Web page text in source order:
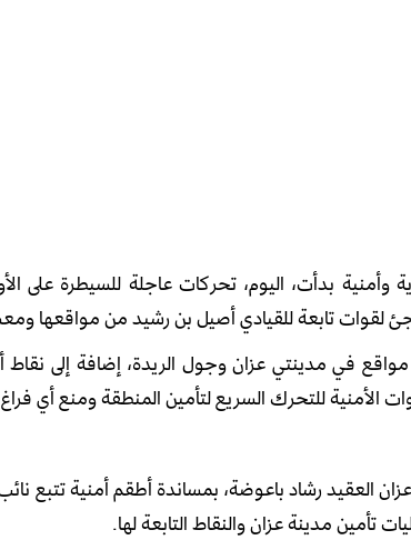
بدأت، اليوم، تحركات عاجلة للسيطرة على
تابعة للقياديأصيل بن رشيدمن مواقعها
في مدينتي عزان وجول الريدة، إضافة إلى
الأمنية للتحرك السريع لتأمين المنطقة ومنع أي
العقيدرشاد باعوضة، بمساندة أطقم أمنية تتبع
تأمين مدينة عزان والنقاط التابعة لها.